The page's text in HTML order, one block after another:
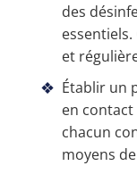
des
et
Établir un
en contact
chacun
moyens